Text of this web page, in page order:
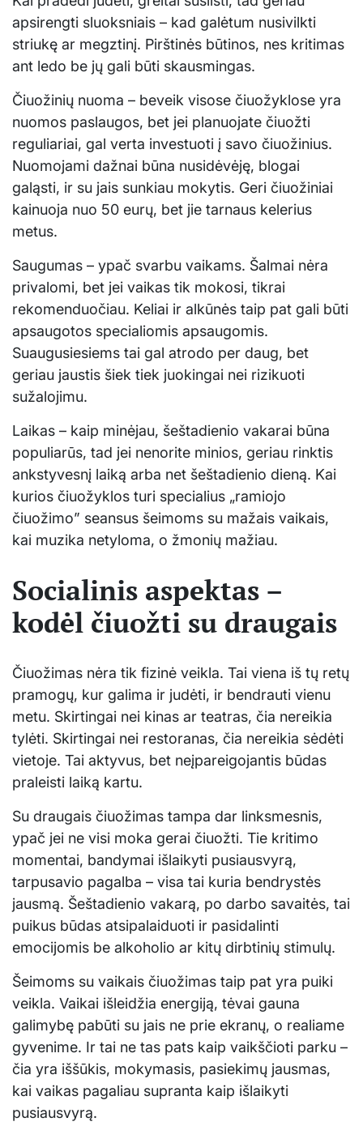
apsirengti sluoksniais – kad galėtum nusivilkti
striukę ar megztinį. Pirštinės būtinos, nes kritimas
ant ledo be jų gali būti skausmingas.
Čiuožinių nuoma – beveik visose čiuožyklose yra
nuomos paslaugos, bet jei planuojate čiuožti
reguliariai, gal verta investuoti į savo čiuožinius.
Nuomojami dažnai būna nusidėvėję, blogai
galąsti, ir su jais sunkiau mokytis. Geri čiuožiniai
kainuoja nuo 50 eurų, bet jie tarnaus kelerius
metus.
Saugumas – ypač svarbu vaikams. Šalmai nėra
privalomi, bet jei vaikas tik mokosi, tikrai
rekomenduočiau. Keliai ir alkūnės taip pat gali būti
apsaugotos specialiomis apsaugomis.
Suaugusiesiems tai gal atrodo per daug, bet
geriau jaustis šiek tiek juokingai nei rizikuoti
sužalojimu.
Laikas – kaip minėjau, šeštadienio vakarai būna
populiarūs, tad jei nenorite minios, geriau rinktis
ankstyvesnį laiką arba net šeštadienio dieną. Kai
kurios čiuožyklos turi specialius „ramiojo
čiuožimo” seansus šeimoms su mažais vaikais,
kai muzika netyloma, o žmonių mažiau.
Socialinis aspektas –
kodėl čiuožti su draugais
Čiuožimas nėra tik fizinė veikla. Tai viena iš tų retų
pramogų, kur galima ir judėti, ir bendrauti vienu
metu. Skirtingai nei kinas ar teatras, čia nereikia
tylėti. Skirtingai nei restoranas, čia nereikia sėdėti
vietoje. Tai aktyvus, bet neįpareigojantis būdas
praleisti laiką kartu.
Su draugais čiuožimas tampa dar linksmesnis,
ypač jei ne visi moka gerai čiuožti. Tie kritimo
momentai, bandymai išlaikyti pusiausvyrą,
tarpusavio pagalba – visa tai kuria bendrystės
jausmą. Šeštadienio vakarą, po darbo savaitės, tai
puikus būdas atsipalaiduoti ir pasidalinti
emocijomis be alkoholio ar kitų dirbtinių stimulų.
Šeimoms su vaikais čiuožimas taip pat yra puiki
veikla. Vaikai išleidžia energiją, tėvai gauna
galimybę pabūti su jais ne prie ekranų, o realiame
gyvenime. Ir tai ne tas pats kaip vaikščioti parku –
čia yra iššūkis, mokymasis, pasiekimų jausmas,
kai vaikas pagaliau supranta kaip išlaikyti
pusiausvyrą.